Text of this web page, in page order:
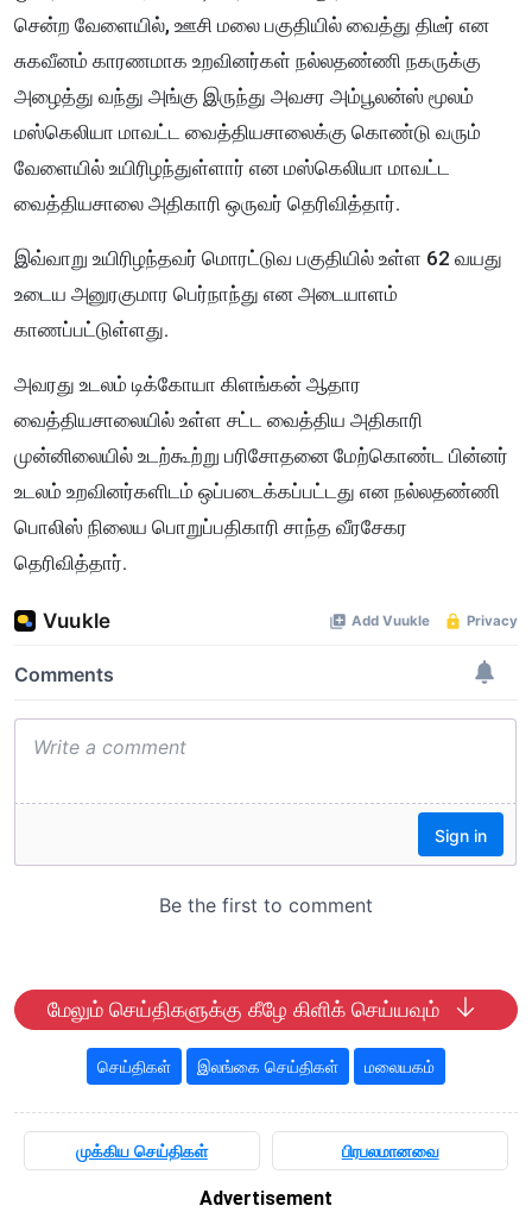
சென்ற வேளையில், ஊசி மலை பகுதியில் வைத்து திடீர் என
சுகவீனம் காரணமாக உறவினர்கள் நல்லதண்ணி நகருக்கு
அழைத்து வந்து அங்கு இருந்து அவசர அம்பூலன்ஸ் மூலம்
மஸ்கெலியா மாவட்ட வைத்தியசாலைக்கு கொண்டு வரும்
வேளையில் உயிரிழந்துள்ளார் என மஸ்கெலியா மாவட்ட
வைத்தியசாலை அதிகாரி ஒருவர் தெரிவித்தார்.
இவ்வாறு உயிரிழந்தவர் மொரட்டுவ பகுதியில் உள்ள 62 வயது
உடைய அனுரகுமார பெர்நாந்து என அடையாளம்
காணப்பட்டுள்ளது.
அவரது உடலம் டிக்கோயா கிளங்கன் ஆதார
வைத்தியசாலையில் உள்ள சட்ட வைத்திய அதிகாரி
முன்னிலையில் உடற்கூற்று பரிசோதனை மேற்கொண்ட பின்னர்
உடலம் உறவினர்களிடம் ஒப்படைக்கப்பட்டது என நல்லதண்ணி
பொலிஸ் நிலைய பொறுப்பதிகாரி சாந்த வீரசேகர
தெரிவித்தார்.
மேலும் செய்திகளுக்கு கீழே கிளிக் செய்யவும்
செய்திகள் இலங்கை செய்திகள் மலையகம்
முக்கிய செய்திகள் பிரபலமானவை
Advertisement